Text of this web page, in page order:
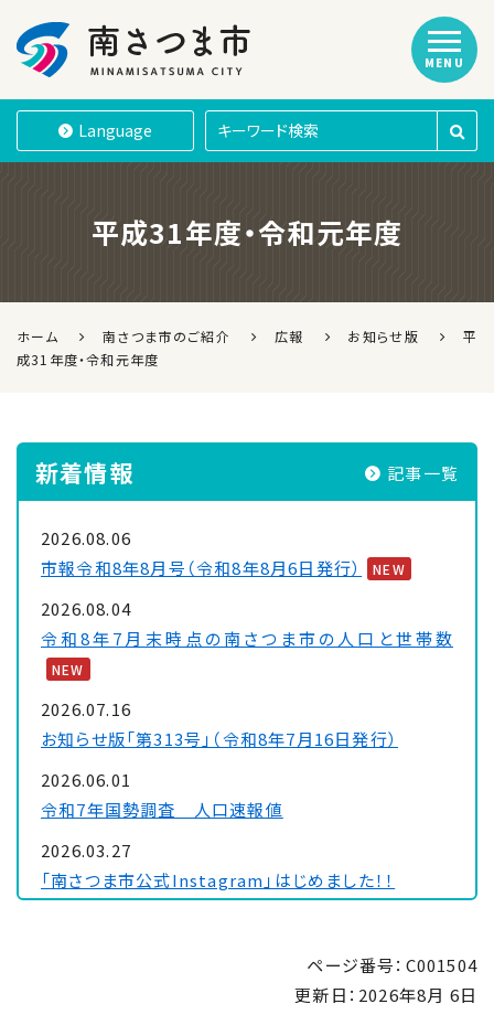
南さつま市
Language
MENU
平成31年度・令和元年度
ホーム 南さつま市のご紹介 広報 お知らせ版
平
成31年度・令和元年度
新着情報 記事一覧
2026.08.06
市報令和8年8月号（令和8年8月6日発行）
NEW
2026.08.04
令和8年7月末時点の南さつま市の人口と世帯数
NEW
2026.07.16
お知らせ版「第313号」（令和8年7月16日発行）
2026.06.01
令和7年国勢調査 人口速報値
2026.03.27
「南さつま市公式Instagram」はじめました！！
ページ番号：C001504
更新日： 2026年8月 6日